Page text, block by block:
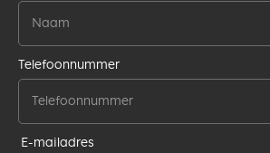
Telefoonnummer
E-mailadres